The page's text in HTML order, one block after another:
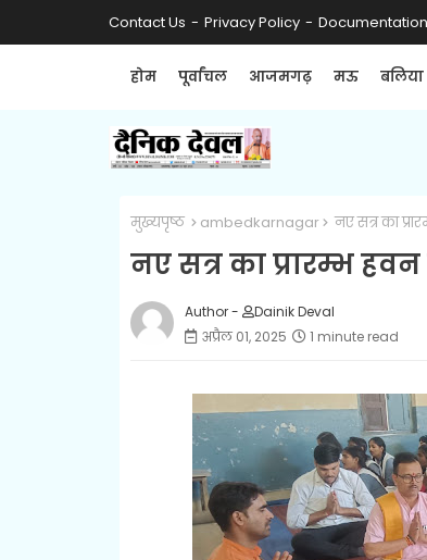
Contact Us Privacy Policy Documentation
होम पूर्वांचल आजमगढ़ मऊ बलिया
मुख्यपृष्ठ ambedkarnagar नए सत्र का
नए सत्र का प्रारम्भ
Author -
Dainik Deval
अप्रैल 01, 2025
1 minute read